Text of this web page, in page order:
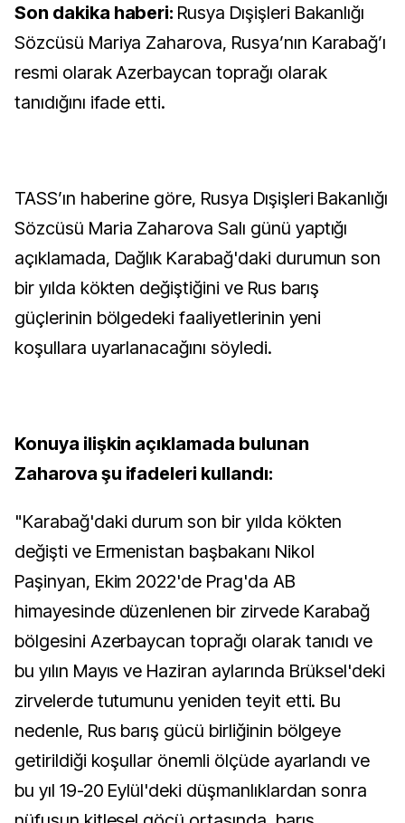
Son dakika haberi: Rusya Dışişleri Bakanlığı
Sözcüsü Mariya Zaharova, Rusya’nın Karabağ’ı
resmi olarak Azerbaycan toprağı olarak
tanıdığını ifade etti.
TASS’ın haberine göre, Rusya Dışişleri Bakanlığı
Sözcüsü Maria Zaharova Salı günü yaptığı
açıklamada, Dağlık Karabağ'daki durumun son
bir yılda kökten değiştiğini ve Rus barış
güçlerinin bölgedeki faaliyetlerinin yeni
koşullara uyarlanacağını söyledi.
Konuya ilişkin açıklamada bulunan
Zaharova şu ifadeleri kullandı:
"Karabağ'daki durum son bir yılda kökten
değişti ve Ermenistan başbakanı Nikol
Paşinyan, Ekim 2022'de Prag'da AB
himayesinde düzenlenen bir zirvede Karabağ
bölgesini Azerbaycan toprağı olarak tanıdı ve
bu yılın Mayıs ve Haziran aylarında Brüksel'deki
zirvelerde tutumunu yeniden teyit etti. Bu
nedenle, Rus barış gücü birliğinin bölgeye
getirildiği koşullar önemli ölçüde ayarlandı ve
bu yıl 19-20 Eylül'deki düşmanlıklardan sonra